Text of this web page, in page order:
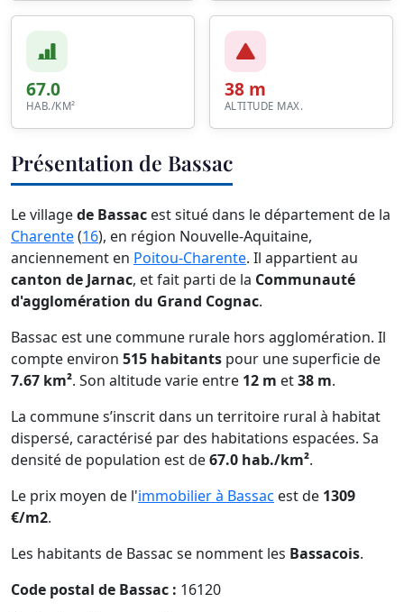
67.0
HAB./KM²
38 m
ALTITUDE MAX.
Présentation de Bassac
Le villagede Bassac est situé dans le département de la
Charente(16), en région Nouvelle-Aquitaine,
anciennement en Poitou-Charente. Il appartient au
canton de Jarnac, et fait parti de la Communauté
d'agglomération du Grand Cognac.
Bassac est une commune rurale hors agglomération. Il
compte environ 515 habitants pour une superficie de
7.67 km². Son altitude varie entre 12 m et38 m.
La commune s’inscrit dans un territoire rural à habitat
dispersé, caractérisé par des habitations espacées. Sa
densité de population est de67.0 hab./km².
Le prix moyen de l'immobilier à Bassac est de 1309
€/m2.
Les habitants de Bassac se nomment les Bassacois.
Code postal de Bassac : 16120